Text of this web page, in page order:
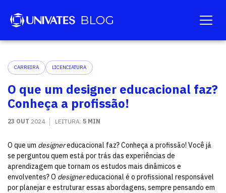
CARREIRA LICENCIATURA
O que um designer educacional faz?
Conheça a profissão!
23 OUT 2024 LEITURA: 5 MIN
O que um designereducacional faz? Conheça a profissão! Você já
se perguntou quem está por trás das experiências de
aprendizagem que tornam os estudos mais dinâmicos e
envolventes? O designereducacional é o profissional responsável
por planejar e estruturar essas abordagens, sempre pensando em